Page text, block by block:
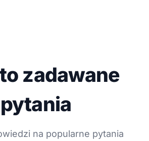
zadawane
pytania
na popularne pytania